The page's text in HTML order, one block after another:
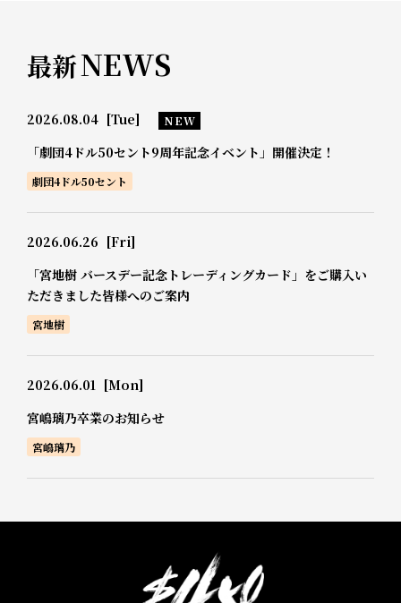
最新NEWS
2026.08.04 [Tue] NEW
「劇団4ドル50セント9周年記念イベント」開催決定！
劇団4ドル50セント
2026.06.26 [Fri]
「宮地樹 バースデー記念トレーディングカード」をご購入い
ただきました皆様へのご案内
宮地樹
2026.06.01 [Mon]
宮嶋璃乃卒業のお知らせ
宮嶋璃乃